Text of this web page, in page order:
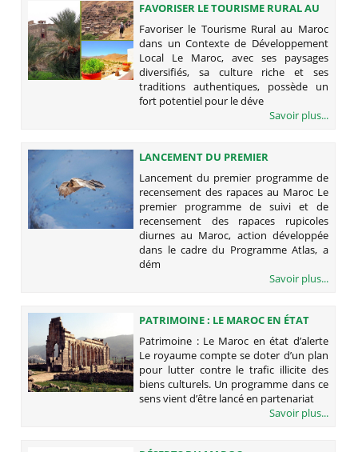
FAVORISER LE TOURISME RURAL AU
MAROC DANS UN CONTEXTE DE
DÉVELOPPEMENT LOCAL
Favoriser le Tourisme Rural au Maroc
dans un Contexte de Développement
Local Le Maroc, avec ses paysages
diversifiés, sa culture riche et ses
traditions authentiques, possède un
fort potentiel pour le déve
Savoir plus...
LANCEMENT DU PREMIER
PROGRAMME DE RECENSEMENT DES
RAPACES AU MAROC
Lancement du premier programme de
recensement des rapaces au Maroc Le
premier programme de suivi et de
recensement des rapaces rupicoles
diurnes au Maroc, action développée
dans le cadre du Programme Atlas, a
dém
Savoir plus...
PATRIMOINE : LE MAROC EN ÉTAT
D’ALERTE
Patrimoine : Le Maroc en état d’alerte
Le royaume compte se doter d’un plan
pour lutter contre le trafic illicite des
biens culturels. Un programme dans ce
sens vient d’être lancé en partenariat
Savoir plus...